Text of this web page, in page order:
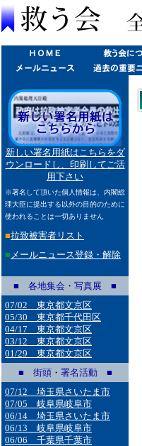
新しい署名用紙はこちらをダ
ウンロードし、印刷してご活
用下さい
※署名して頂いた個人情報は、内閣総
理大臣に提出する以外の目的のために
使われることは一切ありません
■拉致被害者リスト
■ メールニュース登録・解除
■ 各地集会・写真展 ■
07/02 東京都文京区
05/30 東京都千代田区
04/17 東京都文京区
03/12 東京都文京区
01/29 東京都文京区
■ 街頭・署名活動 ■
07/12 埼玉県さいたま市
07/05 岐阜県岐阜市
06/14 埼玉県さいたま市
06/13 岐阜県岐阜市
06/06 千葉県千葉市